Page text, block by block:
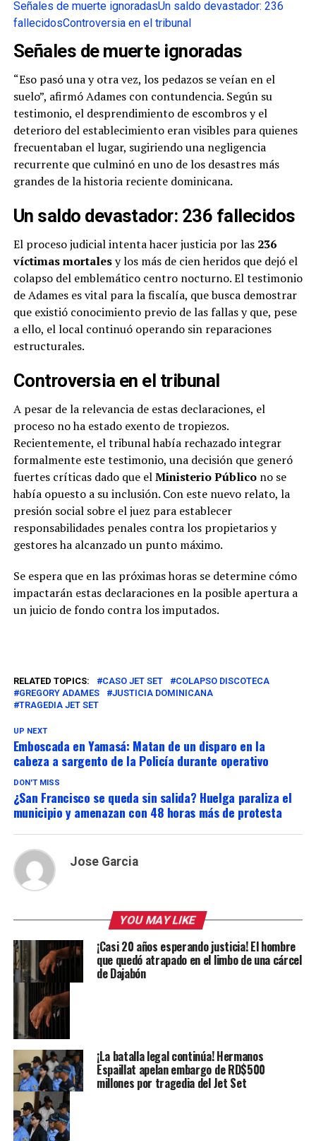
Señales de muerte ignoradasUn saldo devastador: 236
fallecidosControversia en el tribunal
Señales de muerte ignoradas
“Eso pasó una y otra vez, los pedazos se veían en el
suelo”, afirmó Adames con contundencia. Según su
testimonio, el desprendimiento de escombros y el
deterioro del establecimiento eran visibles para quienes
frecuentaban el lugar, sugiriendo una negligencia
recurrente que culminó en uno de los desastres más
grandes de la historia reciente dominicana.
Un saldo devastador: 236 fallecidos
El proceso judicial intenta hacer justicia por las 236
víctimas mortalesy los más de cien heridos que dejó el
colapso del emblemático centro nocturno.El testimonio
de Adames es vital para la fiscalía, que busca demostrar
que existió conocimiento previo de las fallas y que, pese
a ello, el local continuó operando sin reparaciones
estructurales.
Controversia en el tribunal
A pesar de la relevancia de estas declaraciones, el
proceso no ha estado exento de tropiezos.
Recientemente, el tribunal había rechazado integrar
formalmente este testimonio, una decisión que generó
fuertes críticas dado que elMinisterio Públicono se
había opuesto a su inclusión. Con este nuevo relato, la
presión social sobre el juez para establecer
responsabilidades penales contra los propietarios y
gestores ha alcanzado un punto máximo.
Se espera que en las próximas horas se determine cómo
impactarán estas declaraciones en la posible apertura a
un juicio de fondo contra los imputados.
RELATED TOPICS: CASO JET SET
COLAPSO DISCOTECA
GREGORY ADAMES
JUSTICIA DOMINICANA
TRAGEDIA JET SET
UP NEXT
Emboscada en Yamasá: Matan de un disparo en la
cabeza a sargento de la Policía durante operativo
DON'T MISS
¿San Francisco se queda sin salida? Huelga paraliza el
municipio y amenazan con 48 horas más de protesta
Jose Garcia
YOU MAY LIKE
¡Casi 20 años esperando justicia! El hombre
que quedó atrapado en el limbo de una cárcel
de Dajabón
¡La batalla legal continúa! Hermanos
Espaillat apelan embargo de RD$500
millones por tragedia del Jet Set